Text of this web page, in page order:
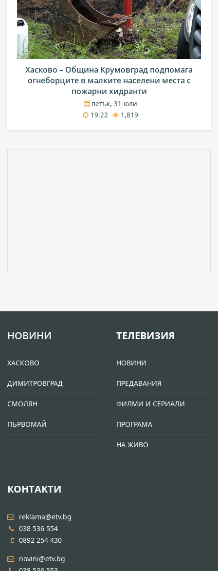
Хасково – Община Крумовград подпомага
огнеборците в малките населени места с
пожарни хидранти
петък, 31 юли
19:22
1,819
НОВИНИ
ХАСКОВО
ДИМИТРОВГРАД
СМОЛЯН
ПЪРВОМАЙ
ТЕЛЕВИЗИЯ
НОВИНИ
ПРЕДАВАНИЯ
ФИЛМИ И СЕРИАЛИ
ПРОГРАМА
НА ЖИВО
КОНТАКТИ
reklama@etv.bg
038 536 554
0892 254 430
novini@etv.bg